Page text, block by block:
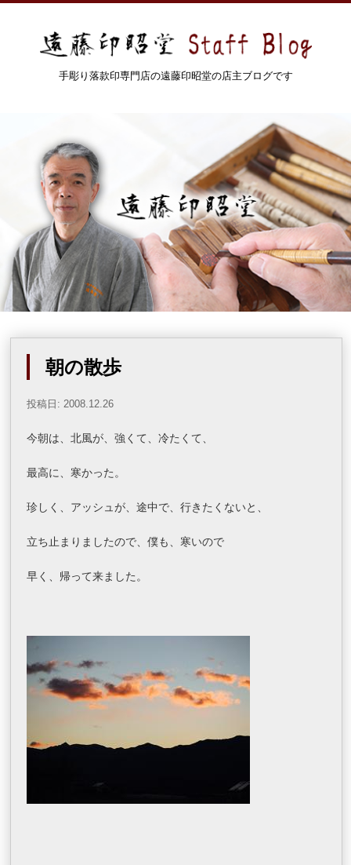
手彫り落款印専門店の遠藤印昭堂の店主ブログです
朝の散歩
投稿日: 2008.12.26
今朝は、北風が、強くて、冷たくて、
最高に、寒かった。
珍しく、アッシュが、途中で、行きたくないと、
立ち止まりましたので、僕も、寒いので
早く、帰って来ました。